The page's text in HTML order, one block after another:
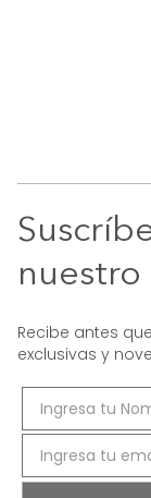
Recibe antes
exclusivas y